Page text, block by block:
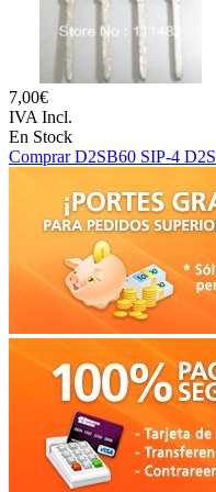
7,00€
IVA Incl.
En Stock
Comprar D2SB60 SIP-4